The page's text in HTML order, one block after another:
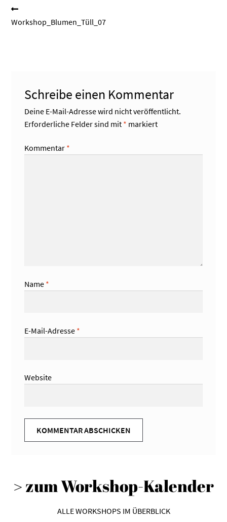
Beitragsnavigation
Beitrag:
Workshop_Blumen_Tüll_07
Schreibe einen Kommentar
Deine E-Mail-Adresse wird nicht veröffentlicht.
Erforderliche Felder sind mit * markiert
Kommentar *
Name *
E-Mail-Adresse *
Website
> zum Workshop-Kalender
ALLE WORKSHOPS IM ÜBERBLICK